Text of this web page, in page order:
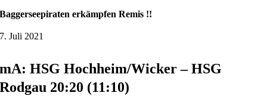
Baggerseepiraten erkämpfen Remis !!
7. Juli 2021
mA: HSG Hochheim/Wicker – HSG
Rodgau 20:20 (11:10)